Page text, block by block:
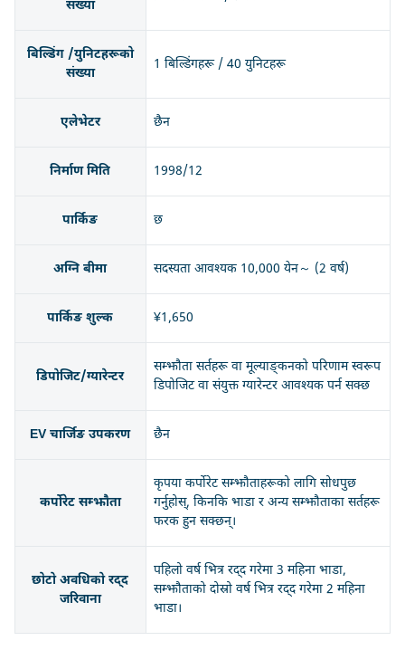
संख्या
बिल्डिंग /युनिटहरूको
संख्या
1 बिल्डिंगहरू / 40 युनिटहरू
एलेभेटर छैन
निर्माण मिति 1998/12
पार्किङ छ
अग्नि बीमा सदस्यता आवश्यक 10,000 येन～ (2 वर्ष)
पार्किङ शुल्क ¥1,650
डिपोजिट/ग्यारेन्टर
सम्झौता सर्तहरू वा मूल्याङ्कनको परिणाम स्वरूप
डिपोजिट वा संयुक्त ग्यारेन्टर आवश्यक पर्न सक्छ
EV चार्जिङ उपकरण छैन
कर्पोरेट सम्झौता
कृपया कर्पोरेट सम्झौताहरूको लागि सोधपुछ
गर्नुहोस्, किनकि भाडा र अन्य सम्झौताका सर्तहरू
फरक हुन सक्छन्।
छोटो अवधिको रद्द
जरिवाना
पहिलो वर्ष भित्र रद्द गरेमा 3 महिना भाडा,
सम्झौताको दोस्रो वर्ष भित्र रद्द गरेमा 2 महिना
भाडा।